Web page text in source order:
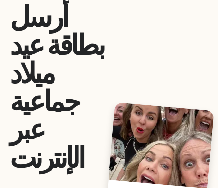
أرسل
بطاقة عيد
ميلاد
جماعية
عبر
الإنترنت